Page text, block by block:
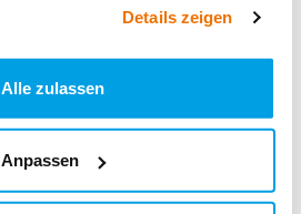
Details zeigen
Alle zulassen
Anpassen